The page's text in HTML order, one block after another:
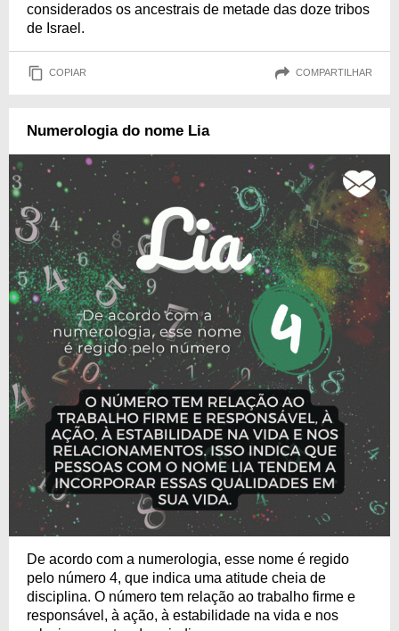
considerados os ancestrais de metade das doze tribos
de Israel.
COPIAR COMPARTILHAR
Numerologia do nome Lia
De acordo com a numerologia, esse nome é regido
pelo número 4, que indica uma atitude cheia de
disciplina. O número tem relação ao trabalho firme e
responsável, à ação, à estabilidade na vida e nos